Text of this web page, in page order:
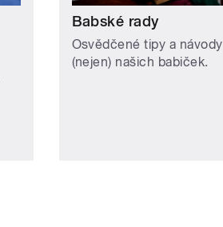
Babské rady
Osvědčené tipy a návody
(nejen) našich babiček.